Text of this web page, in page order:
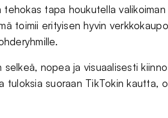
tehokas tapa houkutella
toimii erityisen hyvin
selkeä, nopea ja visuaalisesti
tuloksia suoraan TikTokin kautta,